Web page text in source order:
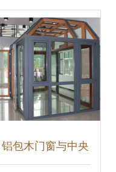
铝包木门窗与中央